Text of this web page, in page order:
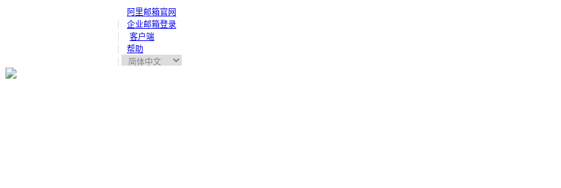
阿里邮箱官网
企业邮箱登录
客户端
帮助